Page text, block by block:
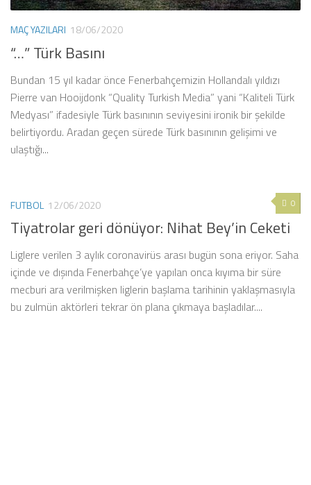
MAÇ YAZILARI 18/06/2020
“…” Türk Basını
Bundan 15 yıl kadar önce Fenerbahçemizin Hollandalı yıldızı
Pierre van Hooijdonk “Quality Turkish Media” yani “Kaliteli Türk
Medyası” ifadesiyle Türk basınının seviyesini ironik bir şekilde
belirtiyordu. Aradan geçen sürede Türk basınının gelişimi ve
ulaştığı...
0
FUTBOL 12/06/2020
Tiyatrolar geri dönüyor: Nihat Bey’in Ceketi
Liglere verilen 3 aylık coronavirüs arası bugün sona eriyor. Saha
içinde ve dışında Fenerbahçe’ye yapılan onca kıyıma bir süre
mecburi ara verilmişken liglerin başlama tarihinin yaklaşmasıyla
bu zulmün aktörleri tekrar ön plana çıkmaya başladılar....